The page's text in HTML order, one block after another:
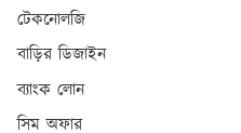
টেকনোলজি
বাড়ির ডিজাইন
ব্যাংক লোন
সিম অফার